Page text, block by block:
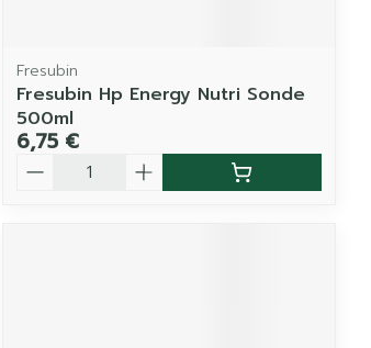
Fresubin
Fresubin Hp Energy Nutri Sonde
500ml
6,75 €
Quantité